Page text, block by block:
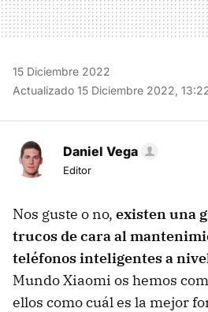
15 Diciembre 2022
Actualizado 15 Diciembre 2022,
Daniel Vega
Editor
Nos guste o no, existen una
trucos de cara al
teléfonos inteligentes a
Mundo Xiaomi os hemos
ellos como cuál es la mejor